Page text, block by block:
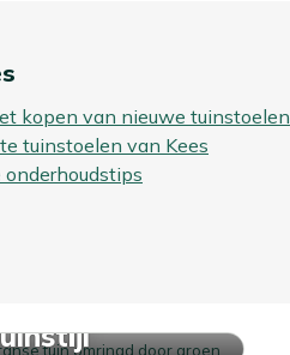
kopen van nieuwe tuinstoelen
tuinstoelen van Kees